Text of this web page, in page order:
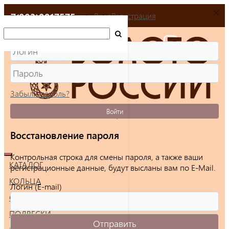
+7(903)9917575
КАТАЛОГ
КОЛЬЦА
СЕРЬГИ
ПОДВЕСКИ
ВходРегистрация
Забыли пароль?
Войти
Восстановление пароля
Контрольная строка для смены пароля, а также ваши
регистрационные данные, будут высланы вам по E-Mail.
Логин (E-mail)